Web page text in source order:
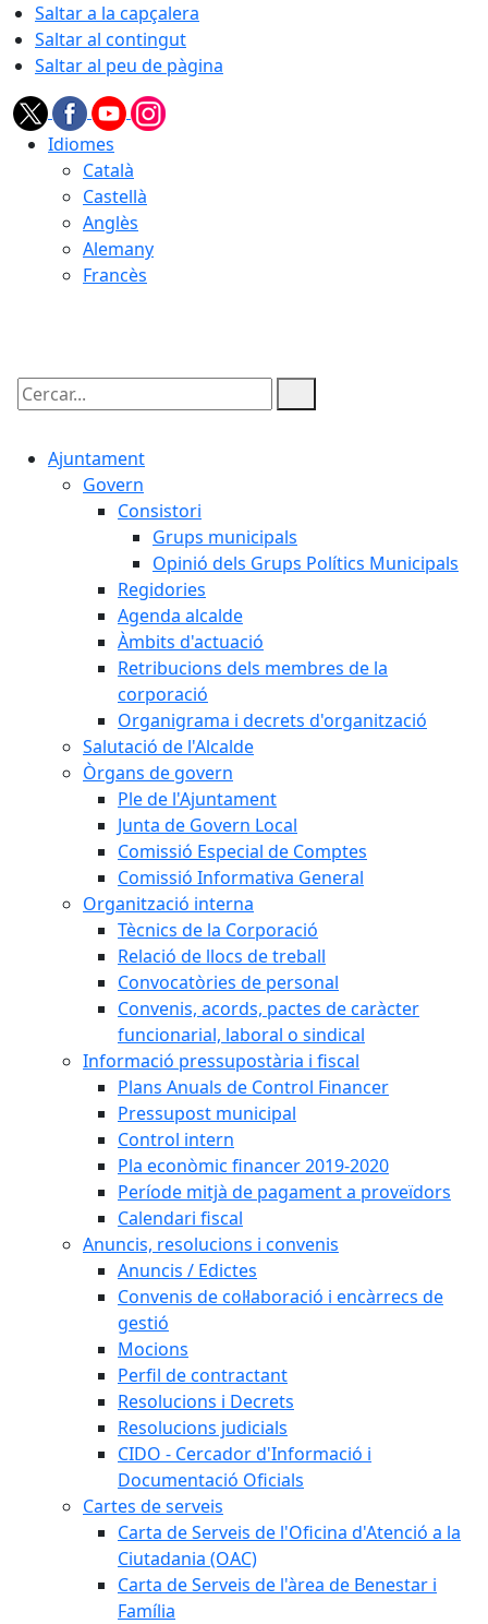
Saltar a la capçalera
Saltar al contingut
Saltar al peu de pàgina
Idiomes
Català
Castellà
Anglès
Alemany
Francès
Cercar:
Ajuntament
Govern
Consistori
Grups municipals
Opinió dels Grups Polítics Municipals
Regidories
Agenda alcalde
Àmbits d'actuació
Retribucions dels membres de la
corporació
Organigrama i decrets d'organització
Salutació de l'Alcalde
Òrgans de govern
Ple de l'Ajuntament
Junta de Govern Local
Comissió Especial de Comptes
Comissió Informativa General
Organització interna
Tècnics de la Corporació
Relació de llocs de treball
Convocatòries de personal
Convenis, acords, pactes de caràcter
funcionarial, laboral o sindical
Informació pressupostària i fiscal
Plans Anuals de Control Financer
Pressupost municipal
Control intern
Pla econòmic financer 2019-2020
Període mitjà de pagament a proveïdors
Calendari fiscal
Anuncis, resolucions i convenis
Anuncis / Edictes
Convenis de col·laboració i encàrrecs de
gestió
Mocions
Perfil de contractant
Resolucions i Decrets
Resolucions judicials
CIDO - Cercador d'Informació i
Documentació Oficials
Cartes de serveis
Carta de Serveis de l'Oficina d'Atenció a la
Ciutadania (OAC)
Carta de Serveis de l'àrea de Benestar i
Família